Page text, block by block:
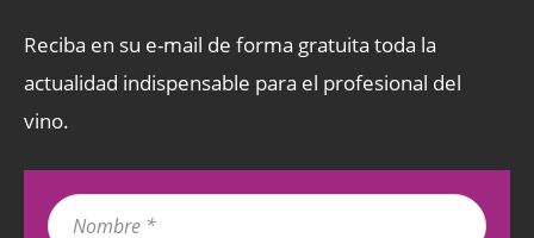
Reciba en su e-mail de forma gratuita toda la
actualidad indispensable para el profesional del
vino.